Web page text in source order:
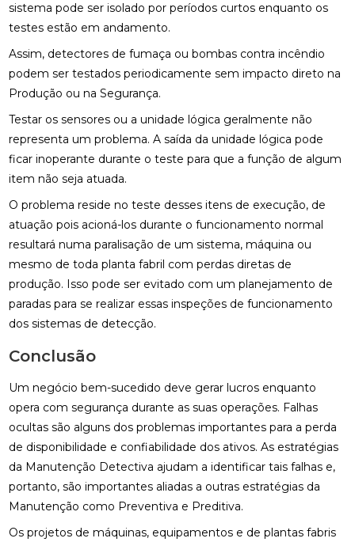
sistema pode ser isolado por períodos curtos enquanto os
testes estão em andamento.
Assim, detectores de fumaça ou bombas contra incêndio
podem ser testados periodicamente sem impacto direto na
Produção ou na Segurança.
Testar os sensores ou a unidade lógica geralmente não
representa um problema. A saída da unidade lógica pode
ficar inoperante durante o teste para que a função de algum
item não seja atuada.
O problema reside no teste desses itens de execução, de
atuação pois acioná-los durante o funcionamento normal
resultará numa paralisação de um sistema, máquina ou
mesmo de toda planta fabril com perdas diretas de
produção. Isso pode ser evitado com um planejamento de
paradas para se realizar essas inspeções de funcionamento
dos sistemas de detecção.
Conclusão
Um negócio bem-sucedido deve gerar lucros enquanto
opera com segurança durante as suas operações. Falhas
ocultas são alguns dos problemas importantes para a perda
de disponibilidade e confiabilidade dos ativos. As estratégias
da Manutenção Detectiva ajudam a identificar tais falhas e,
portanto, são importantes aliadas a outras estratégias da
Manutenção como Preventiva e Preditiva.
Os projetos de máquinas, equipamentos e de plantas fabris